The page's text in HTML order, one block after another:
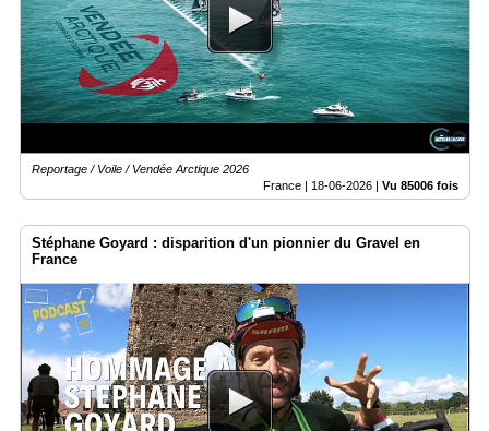
Reportage / Voile / Vendée Arctique 2026
France | 18-06-2026 | Vu 85006 fois
Stéphane Goyard : disparition d'un pionnier du Gravel en
France